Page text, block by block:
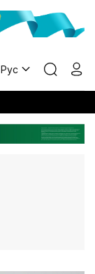
Рус